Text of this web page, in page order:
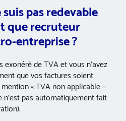
pas redevable
que recruteur
entreprise ?
de TVA et vous n’avez
que vos factures soient
« TVA non applicable –
n’est pas automatiquement fait